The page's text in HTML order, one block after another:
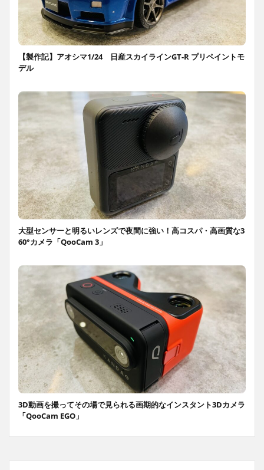
【製作記】アオシマ1/24 日産スカイラインGT-R プリペイントモ
デル
大型センサーと明るいレンズで夜間に強い！高コスパ・高画質な3
60°カメラ「QooCam 3」
3D動画を撮ってその場で見られる画期的なインスタント3Dカメラ
「QooCam EGO」